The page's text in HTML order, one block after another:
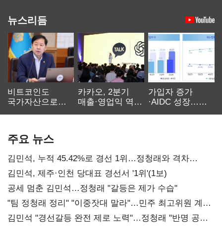
뉴스리듬
비트코인도
국가자산으로…'
카카오, 2분기
매출·영업익 역대
가입자 증가
·AIDC 성장…
주요 뉴스
김민석, 누적 45.42%로 경선 1위…정청래와 격차
0.86%p(2보)
김민석, 제주·인천 당대표 경선서 '1위'(1보)
공세 멈춘 김민석…정청래 "갈등은 제가 수습"
"팀 정청래 정리" "이중잣대 말라"…민주 최고위원 계파
다툼 격화
김민석 "경선갈등 완전 제로 노력"…정청래 "반명 공세